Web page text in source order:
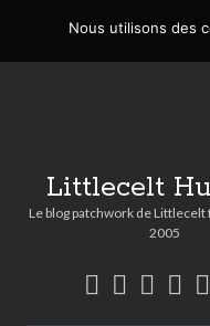
Littlecelt
Le blog patchwork de
2005
twitter
bluesky
Nous utilisons des